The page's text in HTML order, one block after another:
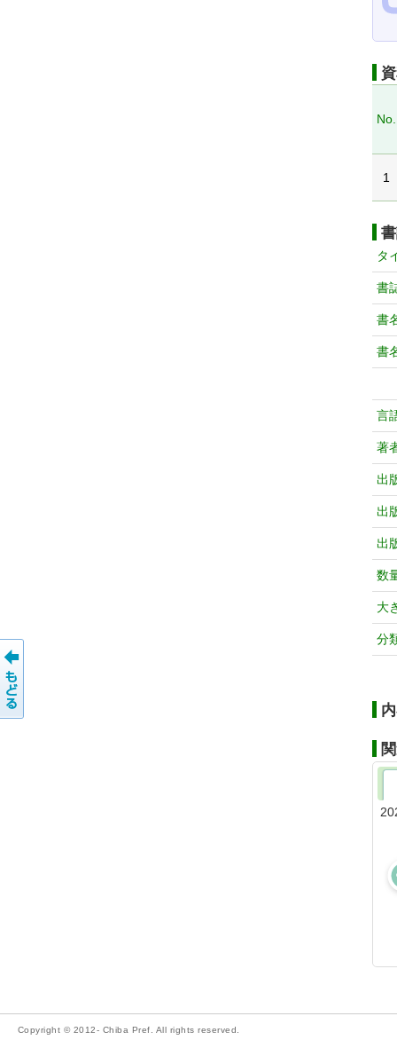
No.
1
タ
書
書
書
言
著
出
出
出
数
大
分
Copyright © 2012- Chiba Pref. All rights reserved.